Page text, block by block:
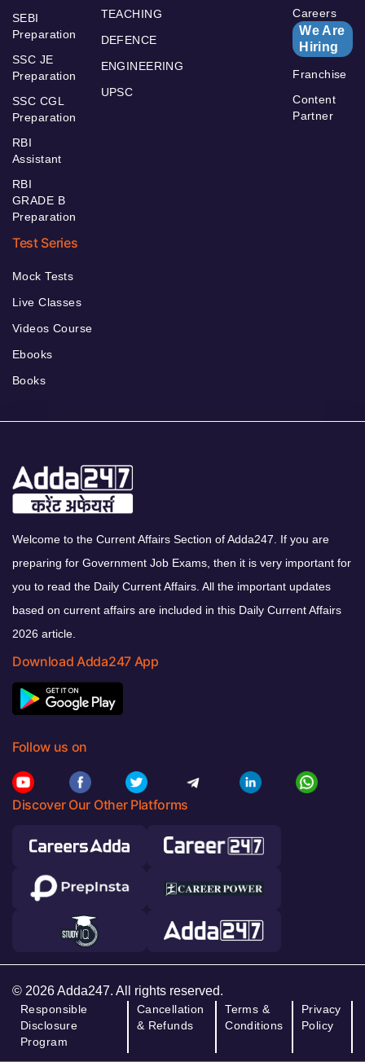
SEBI
Preparation
SSC JE
Preparation
SSC CGL
Preparation
RBI
Assistant
RBI
GRADE B
Preparation
TEACHING
DEFENCE
ENGINEERING
UPSC
Careers
We Are
Hiring
Franchise
Content
Partner
Test Series
Mock Tests
Live Classes
Videos Course
Ebooks
Books
Welcome to the Current Affairs Section of Adda247. If you are
preparing for Government Job Exams, then it is very important for
you to read the Daily Current Affairs. All the important updates
based on current affairs are included in this Daily Current Affairs
2026 article.
Download Adda247 App
Follow us on
Discover Our Other Platforms
© 2026 Adda247. All rights reserved.
Responsible
Disclosure
Program
Cancellation
& Refunds
Terms &
Conditions
Privacy
Policy